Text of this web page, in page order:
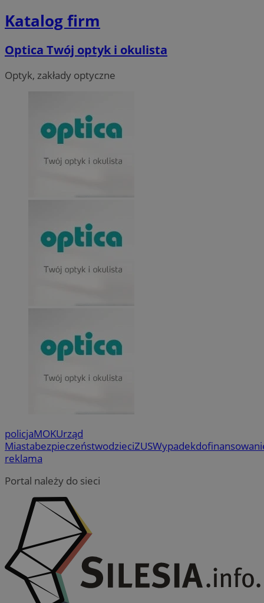
Katalog firm
Optica Twój optyk i okulista
Optyk, zakłady optyczne
policjaMOKUrząd
MiastabezpieczeństwodzieciZUSWypadek
reklama
Portal należy do sieci